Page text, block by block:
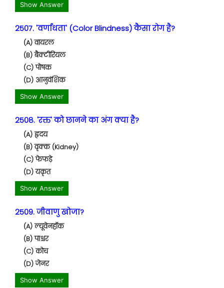
Show Answer
2507. 'वर्णांधता' (Color Blindness) कैसा रोग है?
(A) वायरल
(B) बैक्टीरियल
(C) पोषक
(D) आनुवंशिक
Show Answer
2508. 'रक्त' को छानने का अंग क्या है?
(A) हृदय
(B) वृक्क (Kidney)
(C) फेफड़े
(D) यकृत
Show Answer
2509. जीवाणु खोजा?
(A) ल्यूवेनहॉक
(B) पाश्चर
(C) कोच
(D) जेनर
Show Answer